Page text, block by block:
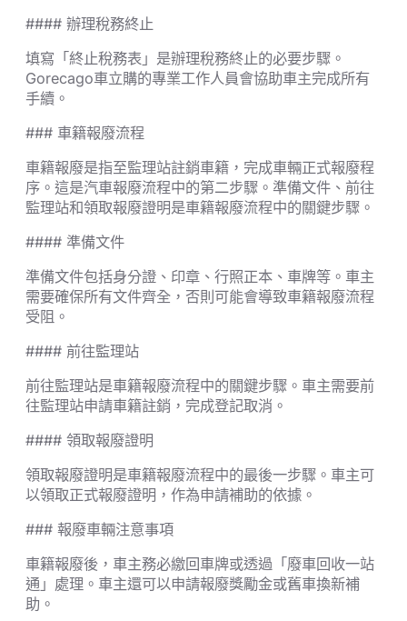
#### 辦理稅務終止
填寫「終止稅務表」是辦理稅務終止的必要步驟。
Gorecago車立購的專業工作人員會協助車主完成所有
手續。
### 車籍報廢流程
車籍報廢是指至監理站註銷車籍，完成車輛正式報廢程
序。這是汽車報廢流程中的第二步驟。準備文件、前往
監理站和領取報廢證明是車籍報廢流程中的關鍵步驟。
#### 準備文件
準備文件包括身分證、印章、行照正本、車牌等。車主
需要確保所有文件齊全，否則可能會導致車籍報廢流程
受阻。
#### 前往監理站
前往監理站是車籍報廢流程中的關鍵步驟。車主需要前
往監理站申請車籍註銷，完成登記取消。
#### 領取報廢證明
領取報廢證明是車籍報廢流程中的最後一步驟。車主可
以領取正式報廢證明，作為申請補助的依據。
### 報廢車輛注意事項
車籍報廢後，車主務必繳回車牌或透過「廢車回收一站
通」處理。車主還可以申請報廢獎勵金或舊車換新補
助。